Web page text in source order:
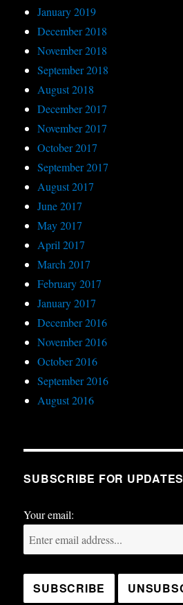
January 2019
December 2018
November 2018
September 2018
August 2018
December 2017
November 2017
October 2017
September 2017
August 2017
June 2017
May 2017
April 2017
March 2017
February 2017
January 2017
December 2016
November 2016
October 2016
September 2016
August 2016
SUBSCRIBE FOR UPDATES
Your email: